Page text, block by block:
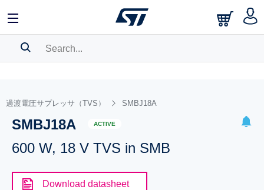
BOOKMARK
Please log in to show your saved searches.
過渡電圧サプレッサ（TVS） SMBJ18A
SMBJ18A ACTIVE
600 W, 18 V TVS in SMB
Download datasheet